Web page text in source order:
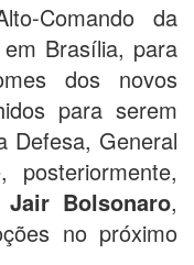
Comando da
Brasília, para
dos novos
para serem
Defesa, General
Jair Bolsonaro,
no próximo